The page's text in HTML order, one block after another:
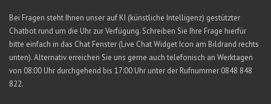
Bei Fragen steht Ihnen unser auf KI (künstliche Intelligenz) gestützter
Chatbot rund um die Uhr zur Verfügung. Schreiben Sie Ihre Frage hierfür
bitte einfach in das Chat Fenster (Live Chat Widget Icon am Bildrand rechts
unten). Alternativ erreichen Sie uns gerne auch telefonisch an Werktagen
von 08:00 Uhr durchgehend bis 17:00 Uhr unter der Rufnummer 0848 848
822.